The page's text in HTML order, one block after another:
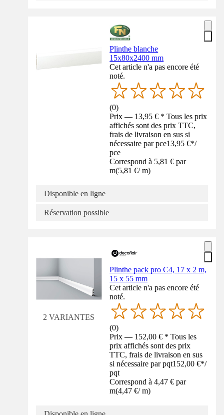
Plinthe blanche
15x80x2400 mm
Cet article n'a pas encore été
noté.
(0)
Prix — 13,95 € * Tous les prix
affichés sont des prix TTC,
frais de livraison en sus si
nécessaire par pce13,95 €*/
pce
Correspond à 5,81 € par
m(5,81 €/ m)
Disponible en ligne
Réservation possible
2 VARIANTES
Plinthe pack pro C4, 17 x 2 m,
15 x 55 mm
Cet article n'a pas encore été
noté.
(0)
Prix — 152,00 € * Tous les
prix affichés sont des prix
TTC, frais de livraison en sus
si nécessaire par pqt152,00 €*/
pqt
Correspond à 4,47 € par
m(4,47 €/ m)